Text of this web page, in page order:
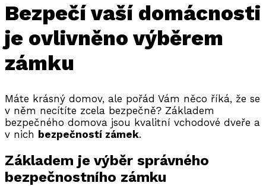
Bezpečí vaší domácnosti
je ovlivněno výběrem
zámku
Máte krásný domov, ale pořád Vám něco říká, že se
v něm necítíte zcela bezpečně? Základem
bezpečného domova jsou kvalitní vchodové dveře a
v nich bezpečností zámek.
Základem je výběr správného
bezpečnostního zámku